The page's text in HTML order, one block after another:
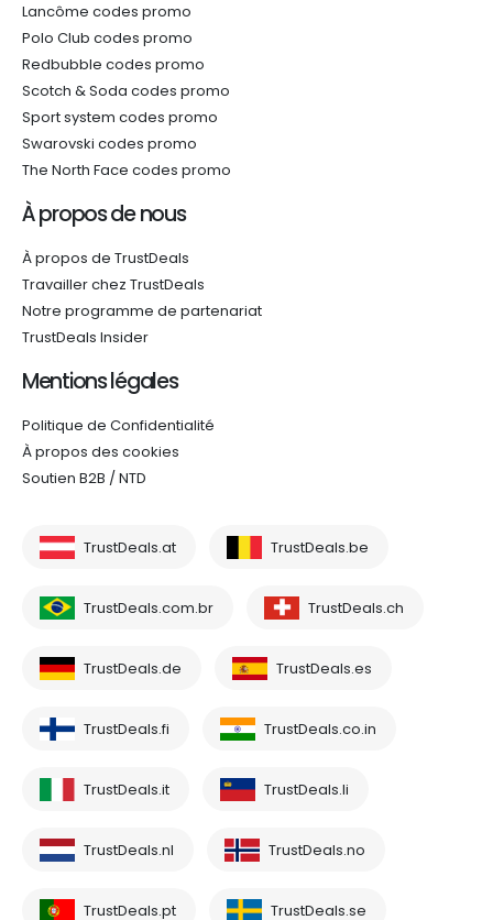
Lancôme codes promo
Polo Club codes promo
Redbubble codes promo
Scotch & Soda codes promo
Sport system codes promo
Swarovski codes promo
The North Face codes promo
À propos de nous
À propos de TrustDeals
Travailler chez TrustDeals
Notre programme de partenariat
TrustDeals Insider
Mentions légales
Politique de Confidentialité
À propos des cookies
Soutien B2B / NTD
TrustDeals.at TrustDeals.be
TrustDeals.com.br TrustDeals.ch
TrustDeals.de TrustDeals.es
TrustDeals.fi TrustDeals.co.in
TrustDeals.it TrustDeals.li
TrustDeals.nl TrustDeals.no
TrustDeals.pt TrustDeals.se